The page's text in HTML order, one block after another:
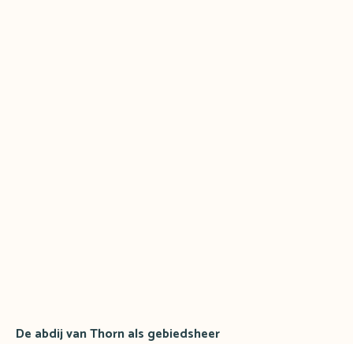
De abdij van Thorn als gebiedsheer